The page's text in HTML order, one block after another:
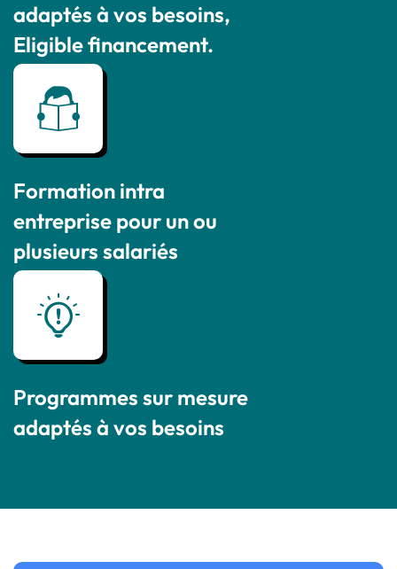
adaptés à vos besoins,
Eligible financement.
Formation intra
entreprise pour un ou
plusieurs salariés
Programmes sur mesure
adaptés à vos besoins